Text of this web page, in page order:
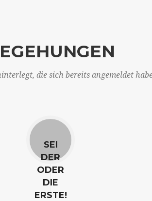
die sich bereits angemeldet
SEI
DER
ODER
DIE
ERSTE!